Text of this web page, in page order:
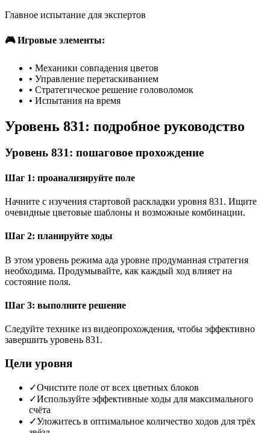
Главное испытание для экспертов
🎮 Игровые элементы:
• Механики совпадения цветов
• Управление перетаскиванием
• Стратегическое решение головоломок
• Испытания на время
Уровень 831: подробное руководство
Уровень 831: пошаговое прохождение
Шаг 1: проанализируйте поле
Начните с изучения стартовой раскладки уровня 831. Ищите
очевидные цветовые шаблоны и возможные комбинации.
Шаг 2: планируйте ходы
В этом уровень режима ада уровне продуманная стратегия
необходима. Продумывайте, как каждый ход влияет на
состояние поля.
Шаг 3: выполните решение
Следуйте технике из видеопрохождения, чтобы эффективно
завершить уровень 831.
Цели уровня
✓Очистите поле от всех цветных блоков
✓Используйте эффективные ходы для максимального
счёта
✓Уложитесь в оптимальное количество ходов для трёх